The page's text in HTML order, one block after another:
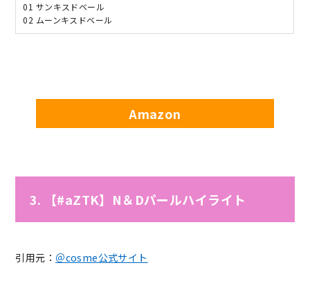
01 サンキスドベール
02 ムーンキスドベール
Amazon
3. 【#aZTK】N＆Dパールハイライト
引用元： ＠cosme公式サイト